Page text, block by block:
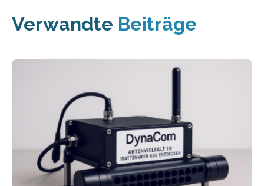
Verwandte Beiträge